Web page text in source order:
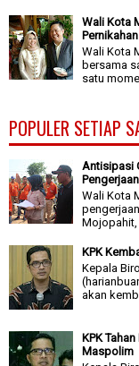
Wali Kota
Pernikahan
Wali Kota
bersama
satu
POPULER SETIAP
Antisipasi
Wali Kota
Mojopahit,
KPK
Kepala
akan
KPK
Maspolim